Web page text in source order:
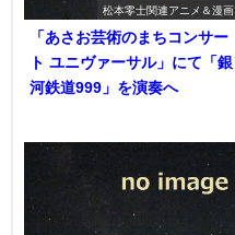
松本零士関連アニメ＆漫画
「あさお芸術のまちコンサー
ト ユニヴァーサル」にて「銀
河鉄道999」を演奏へ